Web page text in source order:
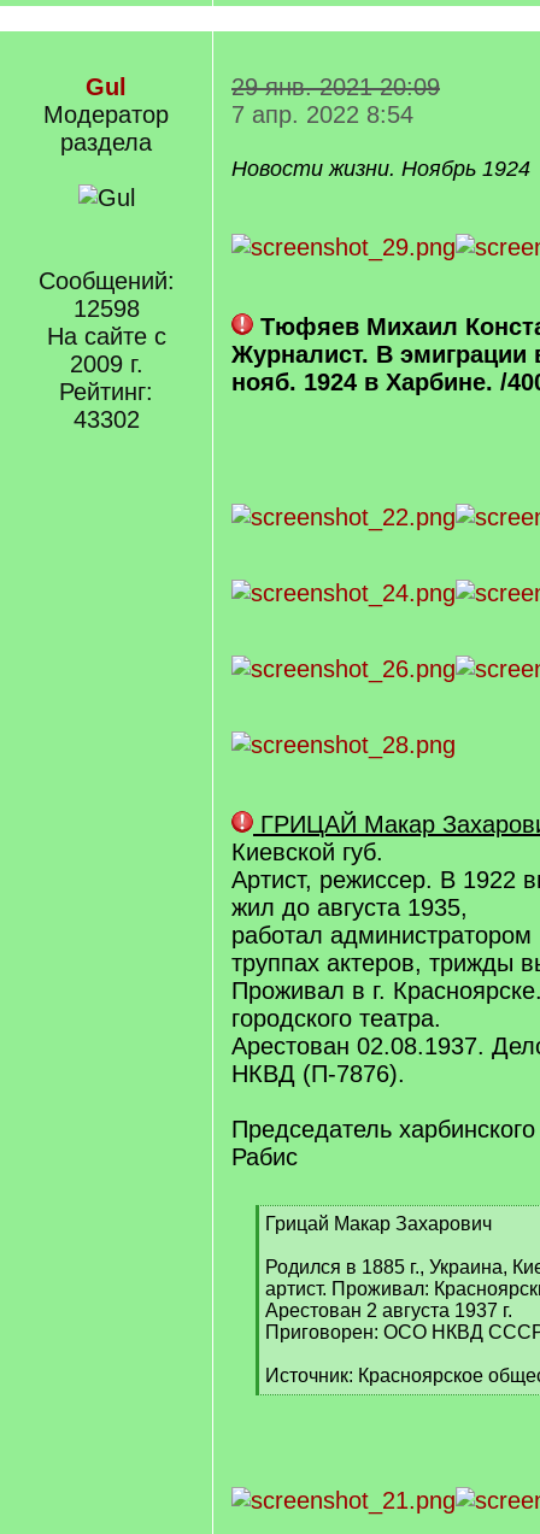
Gul
Модератор
раздела
Сообщений:
12598
На сайте с
2009 г.
Рейтинг:
43302
29 янв. 2021 20:09
7 апр. 2022 8:54
Новости жизни. Ноябрь 1924
Тюфяев Михаил
Журналист. В эмиграции
нояб. 1924 в Харбине. /
ГРИЦАЙ Макар
Киевской губ.
Артист, режиссер. В 1922
жил до августа 1935,
работал
труппах актеров, трижды
Проживал в г.
городского театра.
Арестован 02.08.1937.
НКВД (П-7876).
Председатель
Рабис
[
]
Грицай Макар Захарович
Родился в 1885 г., Украина,
артист. Проживал:
Арестован 2 августа 1937 г.
Приговорен: ОСО НКВД СССР
Источник: Красноярское
[